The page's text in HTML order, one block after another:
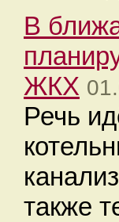
В
ЖКХ
Речь
также